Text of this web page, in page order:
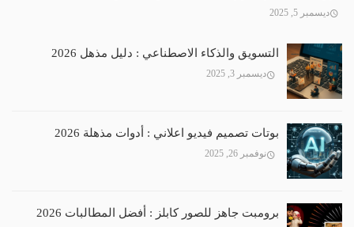
ديسمبر 5, 2025
التسويق والذكاء الاصطناعي : دليل مذهل 2026
ديسمبر 3, 2025
بوتات تصميم فيديو اعلاني : أدوات مذهلة 2026
نوفمبر 26, 2025
برومبت جاهز للصور كابلز : أفضل المطالبات 2026